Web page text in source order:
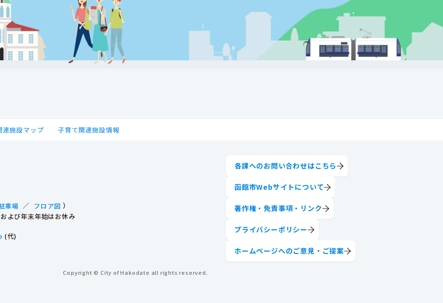
連施設マップ 子育て関連施設情報
車場 ／ フロア図 ）
よび年末年始はお休み
(代)
各課へのお問い合わせはこちら
函館市Webサイトについて
著作権・免責事項・リンク
プライバシーポリシー
ホームページへのご意見・ご提案
Copyright © City of Hakodate all rights reserved.